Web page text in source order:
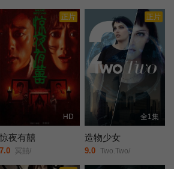
正片
HD
惊夜有囍
7.0 冥囍/
正片
全1集
造物少女
9.0 Two.Two/